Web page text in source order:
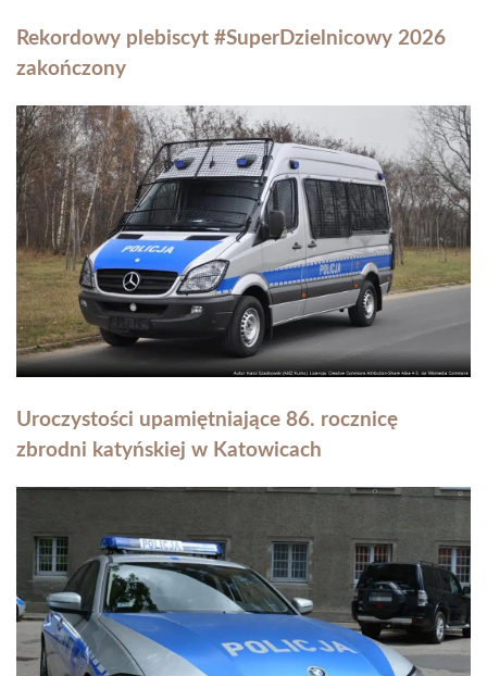
Rekordowy plebiscyt #SuperDzielnicowy 2026
zakończony
Uroczystości upamiętniające 86. rocznicę
zbrodni katyńskiej w Katowicach